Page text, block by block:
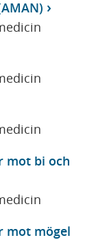
mot bi och
mot mögel